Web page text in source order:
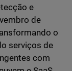
e
de
o
serviços de
com